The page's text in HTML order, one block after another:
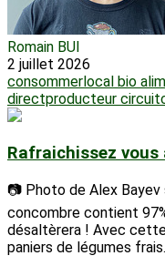
Romain BUI
2 juillet 2026
consommerlocal bio
directproducteur
Rafraichissez vous
📷 Photo de Alex Bayev
concombre contient
désaltèrera ! Avec
paniers de légumes